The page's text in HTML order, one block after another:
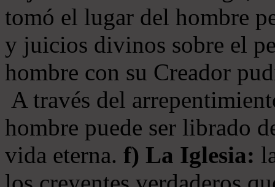
tomó el lugar del hombre
y juicios divinos sobre el
hombre con su Creador
A través del
hombre puede ser librado
vida eterna. f) La Iglesia: